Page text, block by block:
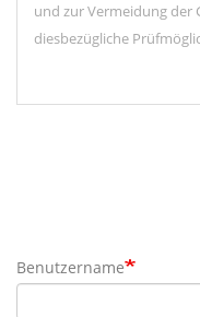
und zur Vermeidung der
diesbezügliche
Benutzername